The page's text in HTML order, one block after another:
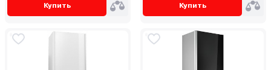
Купить Купить